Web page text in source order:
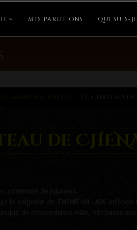
MES PARUTIONS QUI SUIS-
Le château de
de
commune de Jujurieux.
le seigneur de THOIRE-VILLARS
de descendance mâle, elle passe aux de